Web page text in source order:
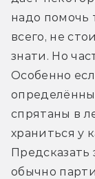
надо помочь
всего, не
знати. Но
Особенно
спрятаны в
храниться у
Предсказать
обычно